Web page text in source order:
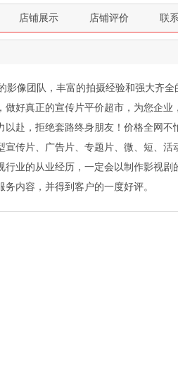
店铺展示 店铺评价 联
影像团队，丰富的拍摄经验和强大齐
做好真正的宣传片平价超市，为您企
以赴，拒绝套路终身朋友！价格全网
宣传片、广告片、专题片、微、短、
行业的从业经历，一定会以制作影视
内容，并得到客户的一度好评。